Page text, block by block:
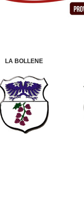
LA BOLLENE